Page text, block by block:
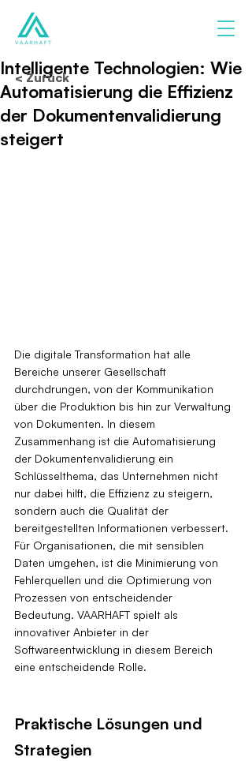
Intelligente Technologien: Wie
Automatisierung die Effizienz
der Dokumentenvalidierung
steigert
Die digitale Transformation hat alle
Bereiche unserer Gesellschaft
durchdrungen, von der Kommunikation
über die Produktion bis hin zur Verwaltung
von Dokumenten. In diesem
Zusammenhang ist die Automatisierung
der Dokumentenvalidierung ein
Schlüsselthema, das Unternehmen nicht
nur dabei hilft, die Effizienz zu steigern,
sondern auch die Qualität der
bereitgestellten Informationen verbessert.
Für Organisationen, die mit sensiblen
Daten umgehen, ist die Minimierung von
Fehlerquellen und die Optimierung von
Prozessen von entscheidender
Bedeutung. VAARHAFT spielt als
innovativer Anbieter in der
Softwareentwicklung in diesem Bereich
eine entscheidende Rolle.
Praktische Lösungen und
Strategien
< Zurück